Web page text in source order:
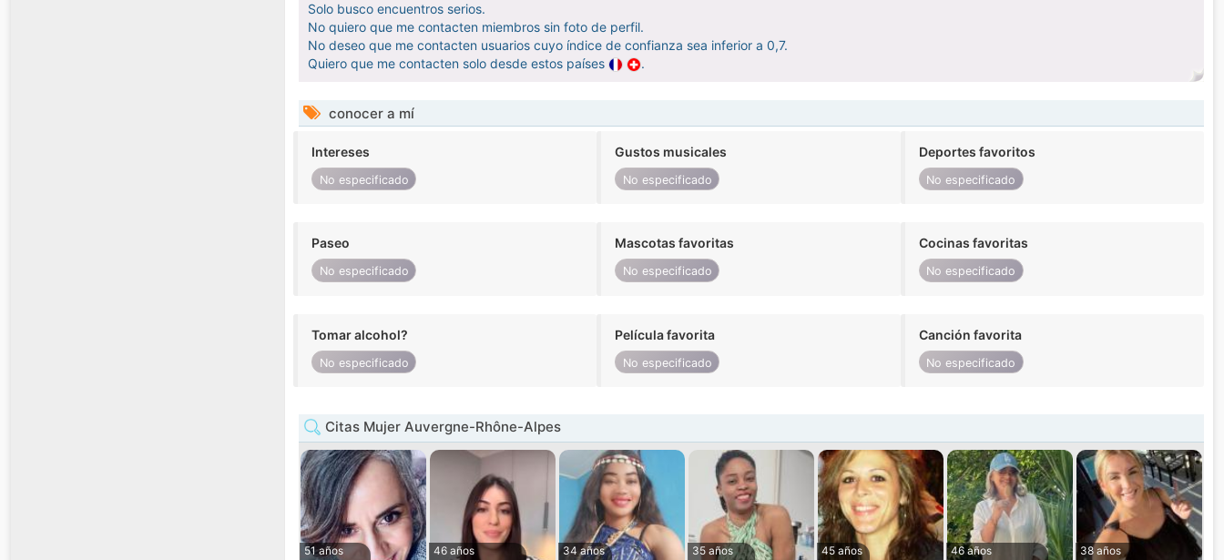
Solo busco encuentros serios.
No quiero que me contacten miembros sin foto de perfil.
No deseo que me contacten usuarios cuyo índice de confianza sea inferior a 0,7.
Quiero que me contacten solo desde estos países
.
conocer a mí
Intereses
No especificado
Gustos musicales
No especificado
Deportes favoritos
No especificado
Paseo
No especificado
Mascotas favoritas
No especificado
Cocinas favoritas
No especificado
Tomar alcohol?
No especificado
Película favorita
No especificado
Canción favorita
No especificado
Citas Mujer Auvergne-Rhône-Alpes
51 años
46 años
34 años
35 años
45 años
46 años
38 años